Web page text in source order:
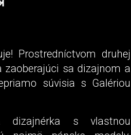
Prostredníctvom druhej
zaoberajúci sa dizajnom a
súvisia s Galériou
dizajnérka s vlastnou